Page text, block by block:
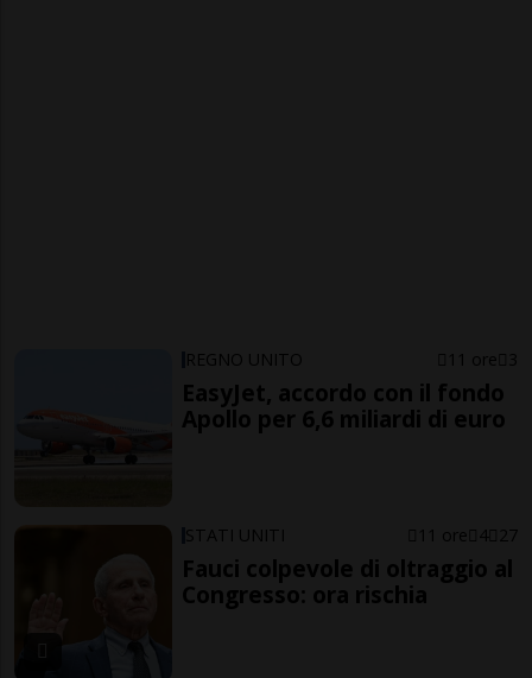
REGNO UNITO 11 ore 3
EasyJet, accordo con il fondo
Apollo per 6,6 miliardi di euro
STATI UNITI 11 ore 4 27
Fauci colpevole di oltraggio al
Congresso: ora rischia